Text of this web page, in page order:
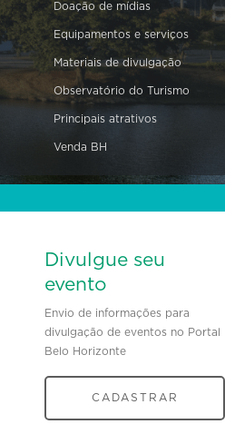
Doação de mídias
Equipamentos e serviços
Materiais de divulgação
Observatório do Turismo
Principais atrativos
Venda BH
Divulgue seu
evento
Envio de informações para
divulgação de eventos no Portal
Belo Horizonte
CADASTRAR